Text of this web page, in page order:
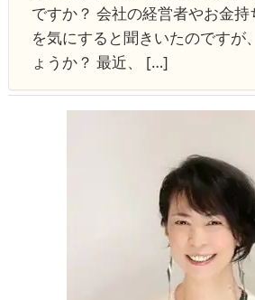
ですか？ 会社の経営者やお金
を気にすると聞きいたのですが
ょうか？ 最近、 […]